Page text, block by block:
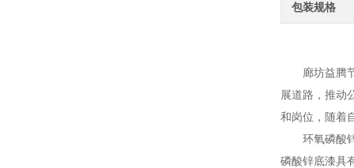
包装规格
廊坊益腾节
展道路，推动
和岗位，随着
环氧磷酸锌
磷酸锌底漆具